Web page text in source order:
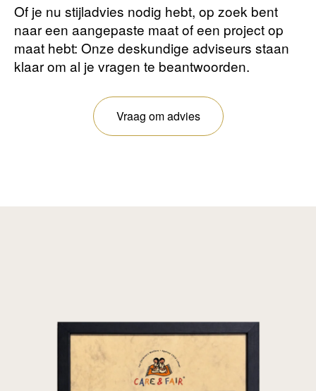
Of je nu stijladvies nodig hebt, op zoek bent
naar een aangepaste maat of een project op
maat hebt: Onze deskundige adviseurs staan ​​
klaar om al je vragen te beantwoorden.
Vraag om advies